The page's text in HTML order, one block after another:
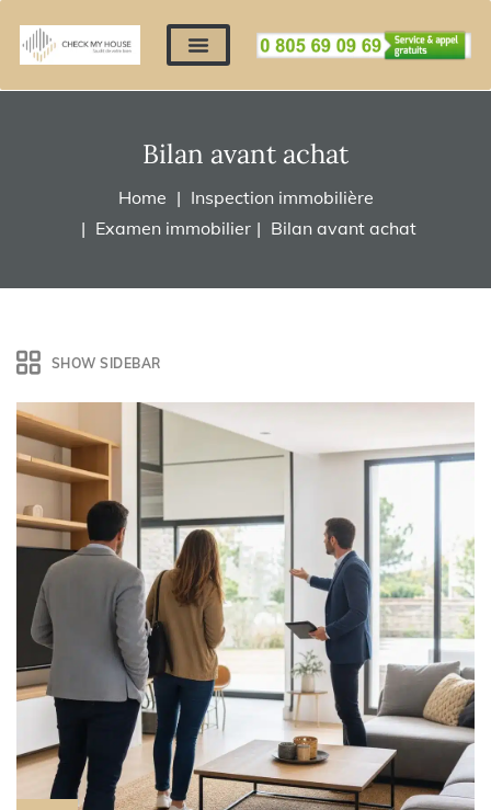
Bilan avant achat
Home
Inspection immobilière
Examen immobilier
Bilan avant achat
SHOW SIDEBAR